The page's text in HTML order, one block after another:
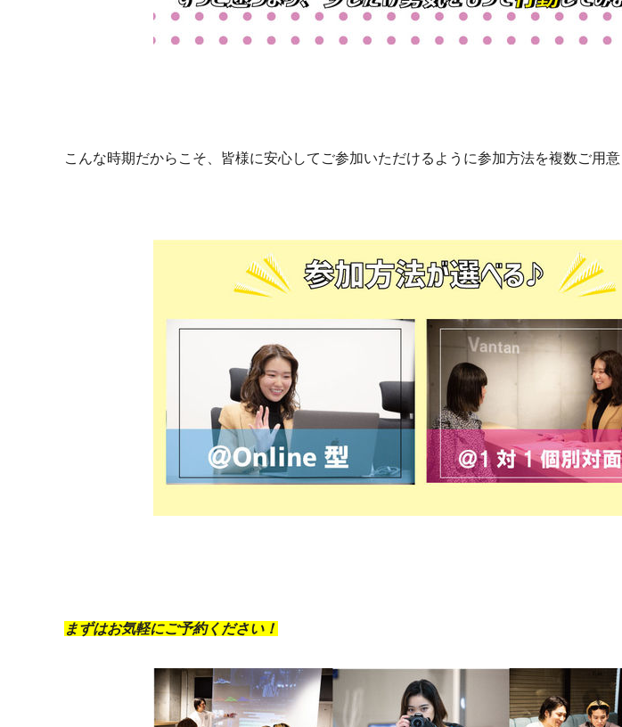
こんな時期だからこそ、皆様に安心してご参加いただけるように参加方法を複数ご用意
まずはお気軽にご予約ください！